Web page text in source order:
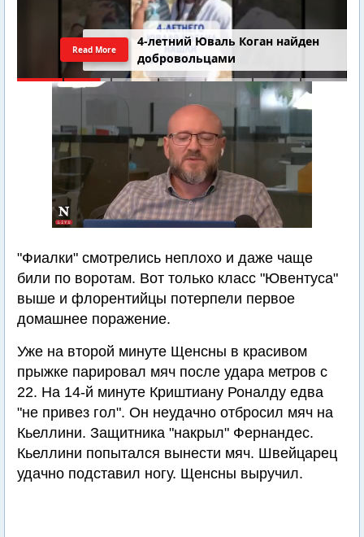
4-летний Юваль Коган найден
добровольцами
Read More
"Фиалки" смотрелись неплохо и даже чаще
били по воротам. Вот только класс "Ювентуса"
выше и флорентийцы потерпели первое
домашнее поражение.
Уже на второй минуте Щенсны в красивом
прыжке парировал мяч после удара метров с
22. На 14-й минуте Криштиану Роналду едва
"не привез гол". Он неудачно отбросил мяч на
Кьеллини. Защитника "накрыл" Фернандес.
Кьеллини попытался вынести мяч. Швейцарец
удачно подставил ногу. Щенсны выручил.